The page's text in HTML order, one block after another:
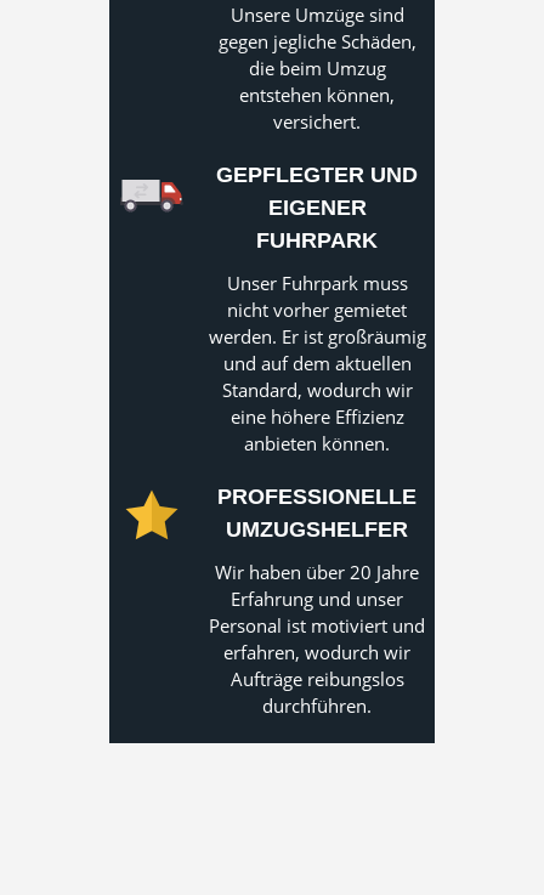
Unsere Umzüge sind
gegen jegliche Schäden,
die beim Umzug
entstehen können,
versichert.
GEPFLEGTER UND
EIGENER
FUHRPARK
Unser Fuhrpark muss
nicht vorher gemietet
werden. Er ist großräumig
und auf dem aktuellen
Standard, wodurch wir
eine höhere Effizienz
anbieten können.
PROFESSIONELLE
UMZUGSHELFER
Wir haben über 20 Jahre
Erfahrung und unser
Personal ist motiviert und
erfahren, wodurch wir
Aufträge reibungslos
durchführen.